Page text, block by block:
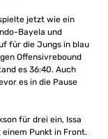
jetzt wie ein
Bayela und
für die Jungs in blau
Offensivrebound
es 36:40. Auch
es in die Pause
für drei ein, Issa
Punkt in Front.